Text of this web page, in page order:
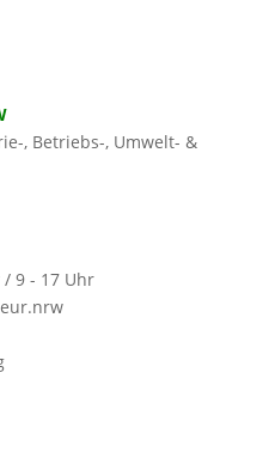
, Betriebs-, Umwelt- &
9 - 17 Uhr